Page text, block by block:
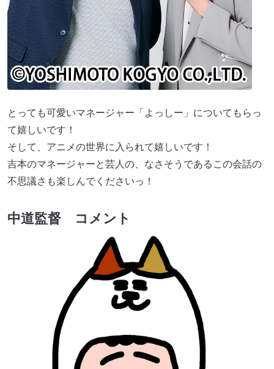
とっても可愛いマネージャー「よっしー」についてもらっ
て嬉しいです！
そして、アニメの世界に入られて嬉しいです！
吉本のマネージャーと芸人の、なさそうであるこの会話の
不思議さも楽しんでくださいっ！
中道監督 コメント